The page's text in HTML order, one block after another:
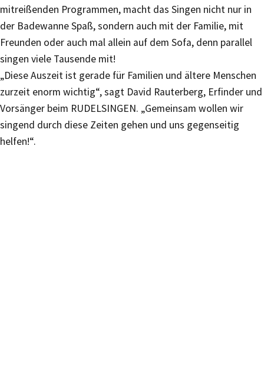
mitreißenden Programmen, macht das Singen nicht nur in
der Badewanne Spaß, sondern auch mit der Familie, mit
Freunden oder auch mal allein auf dem Sofa, denn parallel
singen viele Tausende mit!
„Diese Auszeit ist gerade für Familien und ältere Menschen
zurzeit enorm wichtig“, sagt David Rauterberg, Erfinder und
Vorsänger beim RUDELSINGEN. „Gemeinsam wollen wir
singend durch diese Zeiten gehen und uns gegenseitig
helfen!“.